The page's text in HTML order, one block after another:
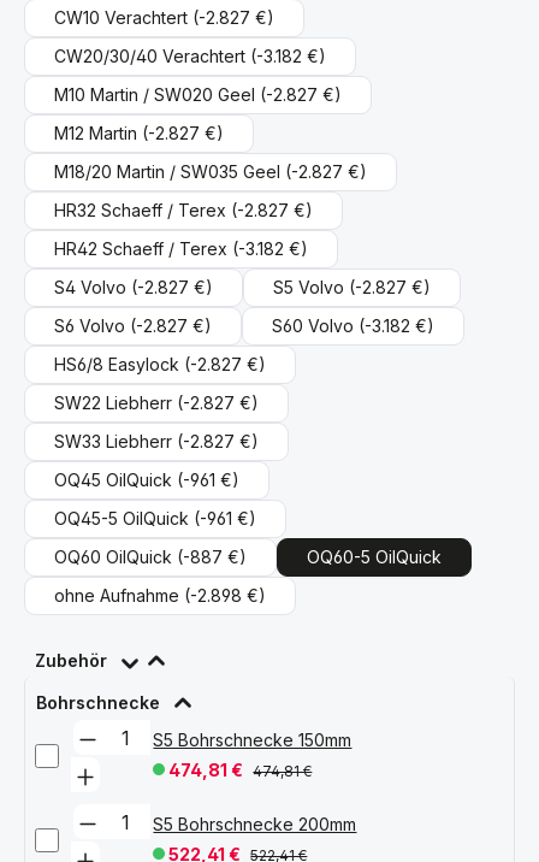
CW10 Verachtert (-2.827 €)
CW20/30/40 Verachtert (-3.182 €)
M10 Martin / SW020 Geel (-2.827 €)
M12 Martin (-2.827 €)
M18/20 Martin / SW035 Geel (-2.827 €)
HR32 Schaeff / Terex (-2.827 €)
HR42 Schaeff / Terex (-3.182 €)
S4 Volvo (-2.827 €) S5 Volvo (-2.827 €)
S6 Volvo (-2.827 €) S60 Volvo (-3.182 €)
HS6/8 Easylock (-2.827 €)
SW22 Liebherr (-2.827 €)
SW33 Liebherr (-2.827 €)
OQ45 OilQuick (-961 €)
OQ45-5 OilQuick (-961 €)
OQ60 OilQuick (-887 €)
OQ60-5 OilQuick
ohne Aufnahme (-2.898 €)
Zubehör
Bohrschnecke
S5 Bohrschnecke 150mm
474,81 €
474,81 €
S5 Bohrschnecke 200mm
522,41 €
522,41 €